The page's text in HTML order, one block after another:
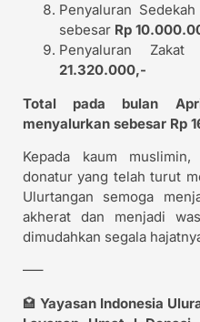
Penyaluran
sebesar Rp
Penyaluran
21.320.000,-
Total pada bulan
menyalurkan sebesar Rp
Kepada kaum
donatur yang telah turut
Ulurtangan semoga
akherat dan menjadi
dimudahkan segala
—–
🏩 Yayasan Indonesia